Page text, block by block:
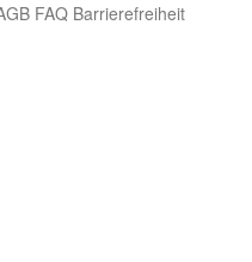
FAQ Barrierefreiheit